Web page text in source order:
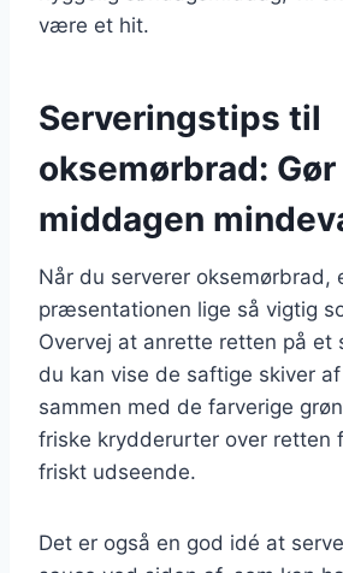
være et hit.
Serveringstips til
oksemørbrad: Gør
middagen
Når du serverer oksemørbrad,
præsentationen lige så vigtig
Overvej at anrette retten på et
du kan vise de saftige skiver
sammen med de farverige
friske krydderurter over retten
friskt udseende.
Det er også en god idé at